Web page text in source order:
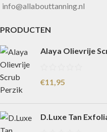
info@allabouttanning.nl
PRODUCTEN
Alaya Olievrije
€11,95
D.Luxe Tan